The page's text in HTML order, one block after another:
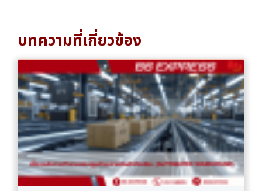
บทความที่เกี่ยวข้อง